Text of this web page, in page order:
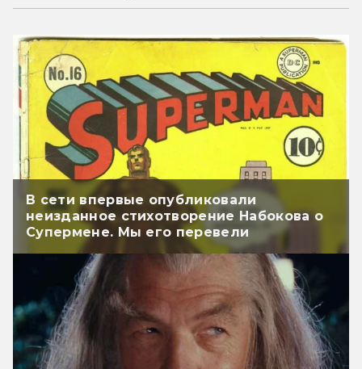
В сети впервые опубликовали
неизданное стихотворение Набокова о
Супермене. Мы его перевели